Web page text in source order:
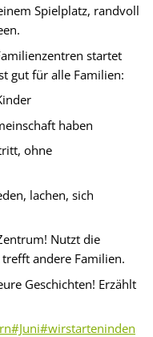
Spielplatz, randvoll
startet
gut für alle Familien:
haben
ohne
lachen, sich
Nutzt die
andere Familien.
Geschichten! Erzählt
#Juni#wirstarteninden